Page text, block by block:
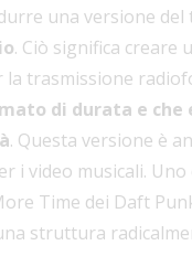
una versione
. Ciò significa creare
trasmissione
di durata e che
. Questa versione è
i video musicali. Uno
Time dei Daft
struttura